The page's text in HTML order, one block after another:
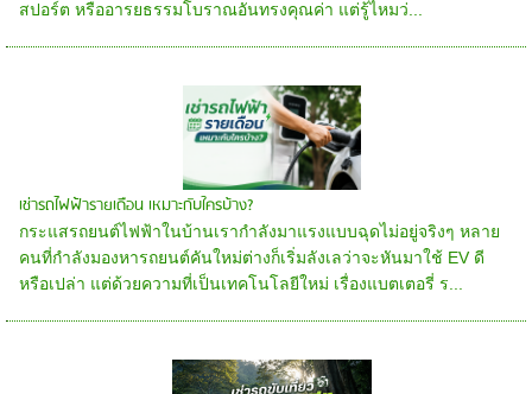
สปอร์ต หรืออารยธรรมโบราณอันทรงคุณค่า แต่รู้ไหมว่...
เช่ารถไฟฟ้ารายเดือน เหมาะกับใครบ้าง?
กระแสรถยนต์ไฟฟ้าในบ้านเรากำลังมาแรงแบบฉุดไม่อยู่จริงๆ หลาย
คนที่กำลังมองหารถยนต์คันใหม่ต่างก็เริ่มลังเลว่าจะหันมาใช้ EV ดี
หรือเปล่า แต่ด้วยความที่เป็นเทคโนโลยีใหม่ เรื่องแบตเตอรี่ ร...